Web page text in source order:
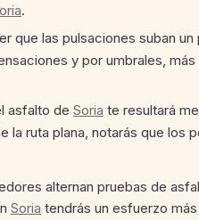
.
que las pulsaciones suban
y por umbrales,
asfalto de Soria te resultará
la ruta plana, notarás que los
alternan pruebas de
Soria tendrás un esfuerzo